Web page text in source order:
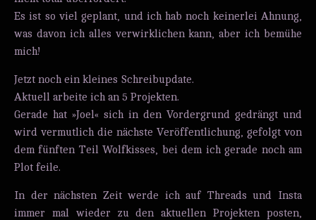
Es ist so viel geplant, und ich hab noch keinerlei Ahnung,
was davon ich alles verwirklichen kann, aber ich bemühe
mich!
Jetzt noch ein kleines Schreibupdate.
Aktuell arbeite ich an 5 Projekten.
Gerade hat »Joel« sich in den Vordergrund gedrängt und
wird vermutlich die nächste Veröffentlichung, gefolgt von
dem fünften Teil Wolfkisses, bei dem ich gerade noch am
Plot feile.
In der nächsten Zeit werde ich auf Threads und Insta
immer mal wieder zu den aktuellen Projekten posten,